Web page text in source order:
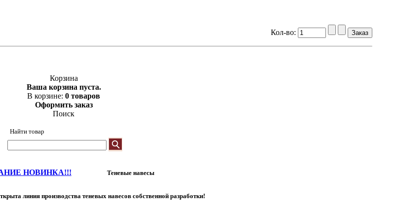
Кол-во:
Корзина
Ваша корзина пуста.
В корзине: 0 товаров
Оформить заказ
Поиск
Найти товар
НОВИНКА!!! Теневые навесы
линия производства теневых навесов собственной разработки!